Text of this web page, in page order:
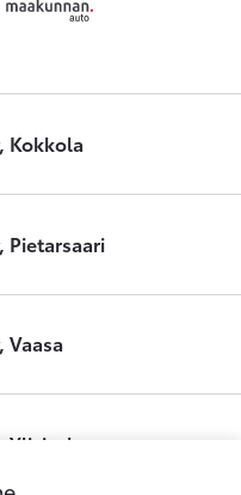
Kokkola
Pietarsaari